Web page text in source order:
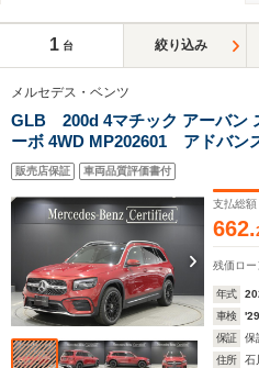
1 台 絞り込み
メルセデス・ベンツ
GLB 200d 4マチック アーバン
ーボ 4WD MP202601 アドバン
ックスライディングルーフ MB純
ーダー
販売店保証 車両品質評価書付
支払総額
662.
残価ロー
年式
車検
保証
保
住所
石